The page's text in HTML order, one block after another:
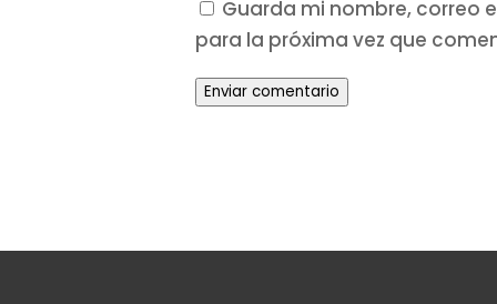
Guarda mi nombre, correo
para la próxima vez que
Enviar comentario